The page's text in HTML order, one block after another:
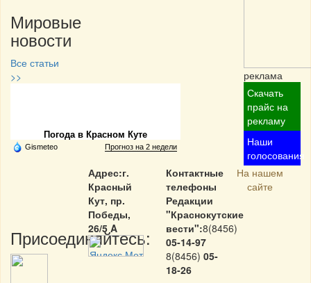
Мировые
новости
Все статьи
>>
Погода в Красном Куте
Gismeteo Прогноз на 2 недели
Присоединяйтесь:
реклама
Скачать
прайс на
рекламу
Наши
голосования
Адрес:г.
Красный
Кут, пр.
Победы,
26/5 A
Контактные
телефоны
Редакции
"Краснокутские
вести":8(8456)
05-14-97
8(8456) 05-
18-26
На нашем
сайте